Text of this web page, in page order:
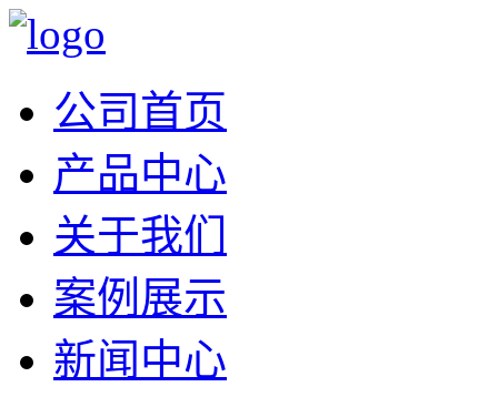
公司首页
产品中心
关于我们
案例展示
新闻中心